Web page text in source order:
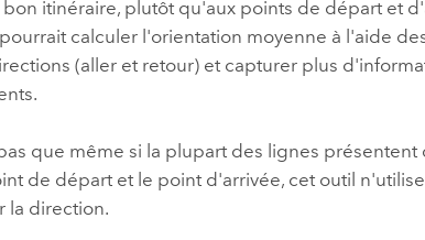
itinéraire, plutôt qu'aux points de départ et
calculer l'orientation moyenne à l'aide
(aller et retour) et capturer plus
que même si la plupart des lignes
de départ et le point d'arrivée, cet outil
la direction.